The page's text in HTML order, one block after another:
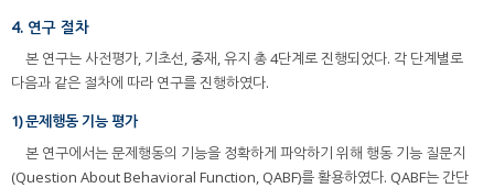
4. 연구 절차
본 연구는 사전평가, 기초선, 중재, 유지 총 4단계로 진행되었다. 각 단계별로
다음과 같은 절차에 따라 연구를 진행하였다.
1) 문제행동 기능 평가
본 연구에서는 문제행동의 기능을 정확하게 파악하기 위해 행동 기능 질문지
(Question About Behavioral Function, QABF)를 활용하였다. QABF는 간단